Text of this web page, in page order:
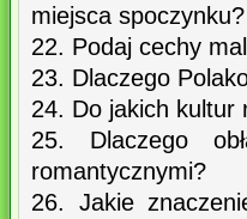
miejsca spoczynku?
22. Podaj cechy
23. Dlaczego
24. Do jakich kultur
25. Dlaczego
romantycznymi?
26. Jakie